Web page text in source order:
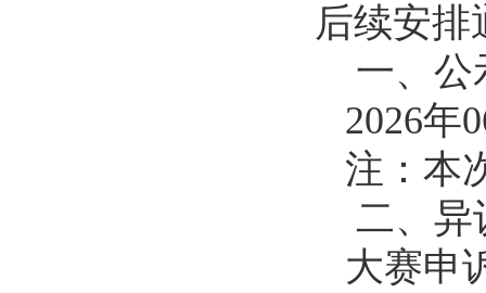
后续安排
一、公
2026年
注：本
二、异
大赛申